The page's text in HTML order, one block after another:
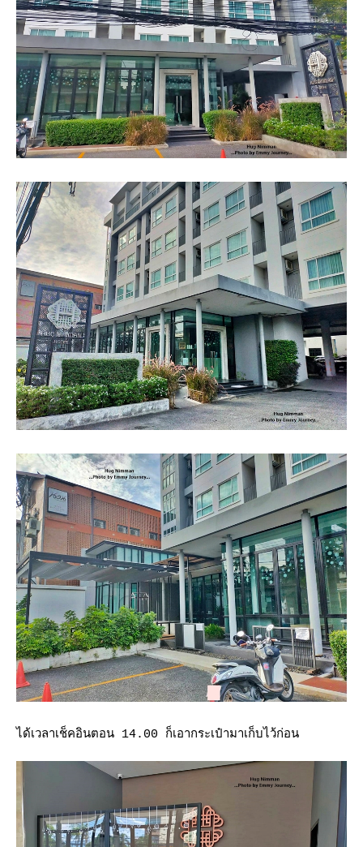
ได้เวลาเช็คอินตอน 14.00 ก็เอากระเป๋ามาเก็บไว้ก่อน